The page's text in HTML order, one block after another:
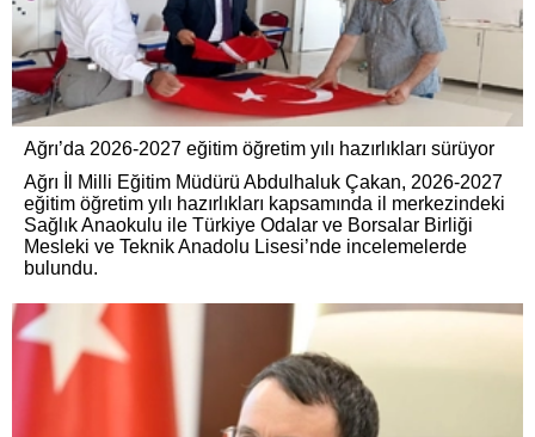
Ağrı’da 2026-2027 eğitim öğretim yılı hazırlıkları sürüyor
Ağrı İl Milli Eğitim Müdürü Abdulhaluk Çakan, 2026-2027
eğitim öğretim yılı hazırlıkları kapsamında il merkezindeki
Sağlık Anaokulu ile Türkiye Odalar ve Borsalar Birliği
Mesleki ve Teknik Anadolu Lisesi’nde incelemelerde
bulundu.